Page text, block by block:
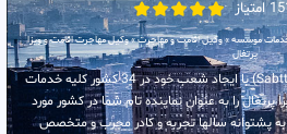
موسسه»وکیل اقامت و مهاجرت»وکیل مهاجرت اقامت و ویزا
پرتغال
موسسه بین المللی ثبتا (Sabtta Group) با ایجاد شعب خود در 34 کشور کلیه خدمات
پرتغال را به عنوان نماینده تام شما در کشور مورد
پشتوانه سالها تجربه و کادر مجرب و متخصص